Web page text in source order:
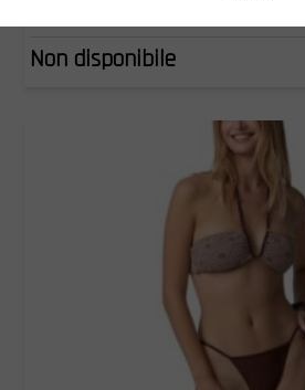
EFFEK BIKINI FASCIA DONNA
Non disponibile